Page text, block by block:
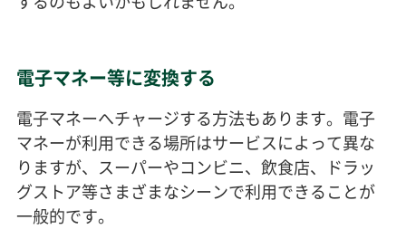
電子マネー等に変換する
電子マネーへチャージする方法もあります。電子
マネーが利用できる場所はサービスによって異な
りますが、スーパーやコンビニ、飲食店、ドラッ
グストア等さまざまなシーンで利用できることが
一般的です。